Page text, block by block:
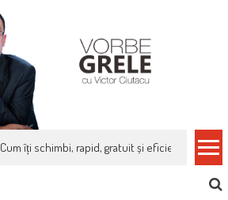
Cum îți schimbi, rapid, gratuit și eficient,